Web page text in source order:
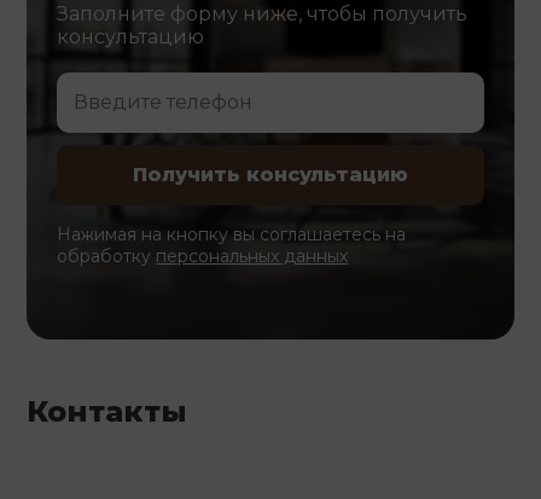
Заполните форму ниже, чтобы получить
консультацию
Нажимая на кнопку вы соглашаетесь на
обработку персональных данных
Контакты